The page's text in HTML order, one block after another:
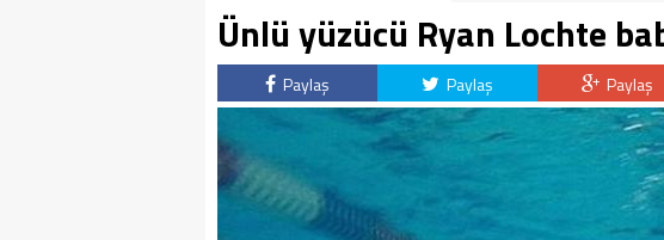
Ünlü yüzücü Ryan Lochte
Paylaş Paylaş Paylaş